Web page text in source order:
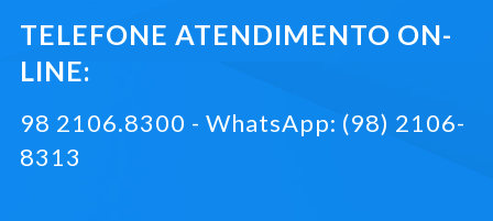
TELEFONE ATENDIMENTO ON-
LINE:
98 2106.8300 - WhatsApp: (98) 2106-
8313